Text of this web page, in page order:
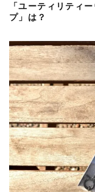
「ユーティリティ
プ」は？